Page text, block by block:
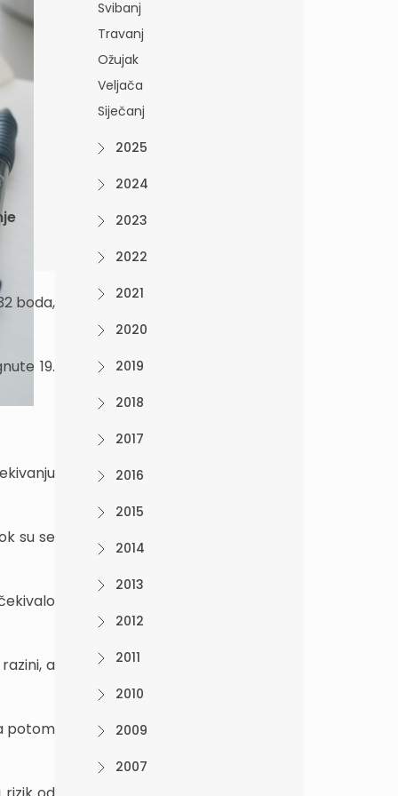
boda,
19.
su se
a
potom
Svibanj
Travanj
Ožujak
Veljača
Siječanj
2025
2024
2023
2022
2021
2020
2019
2018
2017
2016
2015
2014
2013
2012
2011
2010
2009
2007